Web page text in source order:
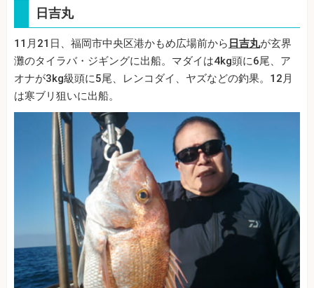
日吉丸
11月21日、福岡市中央区港かもめ広場前から 日吉丸が玄界
灘のタイラバ・ジギングに出船。マダイは4kg頭に6尾、ア
オナが3kg級頭に5尾、レンコダイ、ヤズなどの釣果。12月
は寒ブリ狙いに出船。